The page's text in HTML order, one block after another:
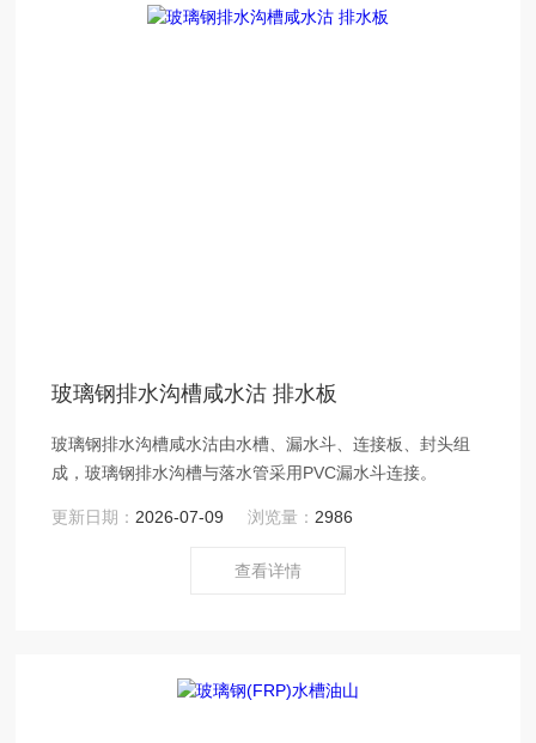
玻璃钢排水沟槽咸水沽 排水板
玻璃钢排水沟槽咸水沽由水槽、漏水斗、连接板、封头组
成，玻璃钢排水沟槽与落水管采用PVC漏水斗连接。
更新日期： 2026-07-09 浏览量： 2986
查看详情